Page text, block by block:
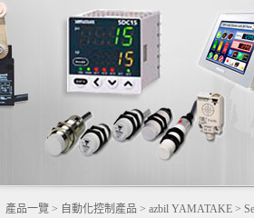
產品一覽 > 自動化控制產品 > azbil YAMATAKE >